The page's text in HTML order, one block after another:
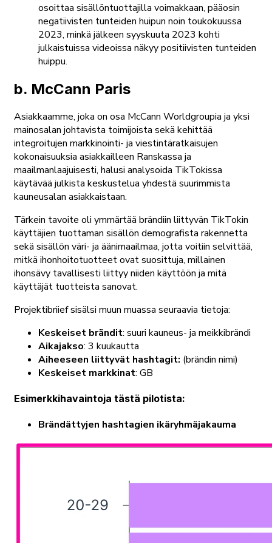
osoittaa sisällöntuottajilla voimakkaan, pääosin
negatiivisten tunteiden huipun noin toukokuussa
2023, minkä jälkeen syyskuuta 2023 kohti
julkaistuissa videoissa näkyy positiivisten tunteiden
huippu.
b. McCann Paris
Asiakkaamme, joka on osa McCann Worldgroupia ja yksi
mainosalan johtavista toimijoista sekä kehittää
integroitujen markkinointi- ja viestintäratkaisujen
kokonaisuuksia asiakkailleen Ranskassa ja
maailmanlaajuisesti, halusi analysoida TikTokissa
käytävää julkista keskustelua yhdestä suurimmista
kauneusalan asiakkaistaan.
Tärkein tavoite oli ymmärtää brändiin liittyvän TikTokin
käyttäjien tuottaman sisällön demografista rakennetta
sekä sisällön väri- ja äänimaailmaa, jotta voitiin selvittää,
mitkä ihonhoitotuotteet ovat suosittuja, millainen
ihonsävy tavallisesti liittyy niiden käyttöön ja mitä
käyttäjät tuotteista sanovat.
Projektibriief sisälsi muun muassa seuraavia tietoja:
Keskeiset brändit: suuri kauneus- ja meikkibrändi
Aikajakso: 3 kuukautta
Aiheeseen liittyvät hashtagit: (brändin nimi)
Keskeiset markkinat: GB
Esimerkkihavaintoja tästä pilotista:
Brändättyjen hashtagien ikäryhmäjakauma